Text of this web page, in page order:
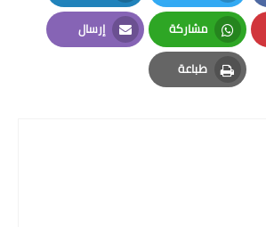
Twitter
LinkedIn
مشاركة
Whatsapp
إرسال
Email
طباعة
Print